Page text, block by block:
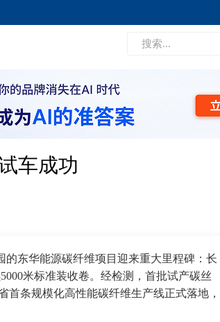
车成功
东华能源碳纤维项目迎来重大里程碑：长
米标准装收卷。经检测，首批试产碳丝
首条规模化高性能碳纤维生产线正式落地，